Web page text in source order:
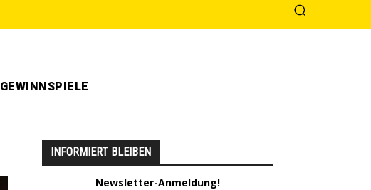
GEWINNSPIELE
INFORMIERT BLEIBEN
Newsletter-Anmeldung!